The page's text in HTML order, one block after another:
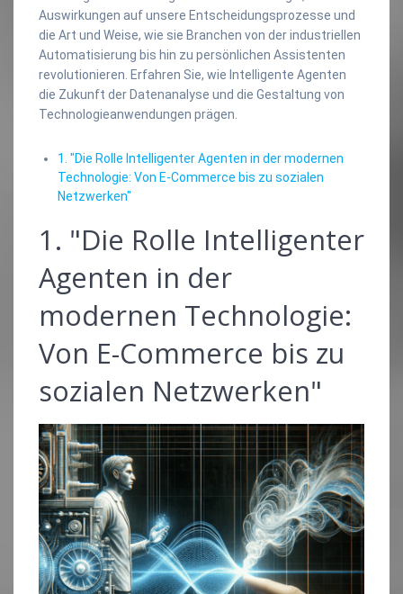
Auswirkungen auf unsere Entscheidungsprozesse und
die Art und Weise, wie sie Branchen von der industriellen
Automatisierung bis hin zu persönlichen Assistenten
revolutionieren. Erfahren Sie, wie Intelligente Agenten
die Zukunft der Datenanalyse und die Gestaltung von
Technologieanwendungen prägen.
1. "Die Rolle Intelligenter Agenten in der modernen
Technologie: Von E-Commerce bis zu sozialen
Netzwerken"
1. "Die Rolle Intelligenter
Agenten in der
modernen Technologie:
Von E-Commerce bis zu
sozialen Netzwerken"